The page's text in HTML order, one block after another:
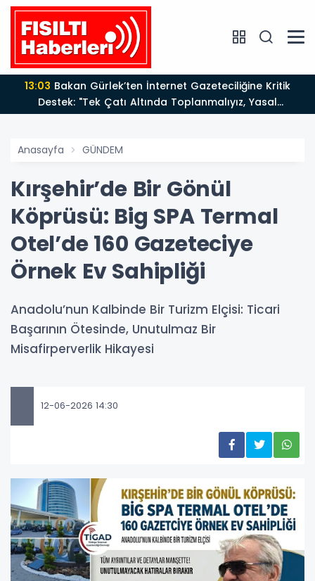
13:03
Destek: "Tek Çatı Altında Toplanmalıyız, Yasal
Düzenlemeye Hazırız"
Anasayfa GÜNDEM
Kırşehir’de Bir Gönül
Köprüsü: Big SPA Termal
Otel’de 160 Gazeteciye
Örnek Ev Sahipliği
Anadolu’nun Kalbinde Bir Turizm Elçisi: Ticari
Başarının Ötesinde, Unutulmaz Bir
Misafirperverlik Hikayesi
12-06-2026 14:30